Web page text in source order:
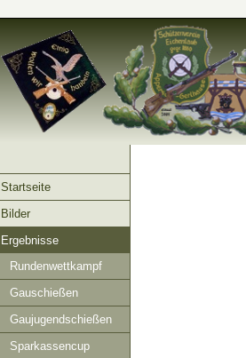
Startseite
Bilder
Ergebnisse
Rundenwettkampf
Gauschießen
Gaujugendschießen
Sparkassencup